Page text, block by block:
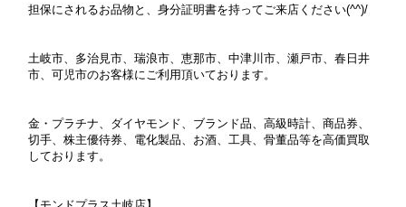
担保にされるお品物と、身分証明書を持ってご来店ください(^^)/
土岐市、多治見市、瑞浪市、恵那市、中津川市、瀬戸市、春日井
市、可児市のお客様にご利用頂いております。
金・プラチナ、ダイヤモンド、ブランド品、高級時計、商品券、
切手、株主優待券、電化製品、お酒、工具、骨董品等を高価買取
しております。